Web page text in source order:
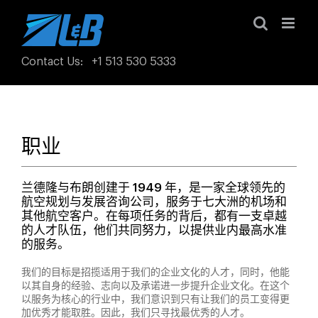
content
Contact Us: +1 513 530 5333
职业
兰德隆与布朗创建于 1949 年，是一家全球领先的
航空规划与发展咨询公司，服务于七大洲的机场和
其他航空客户。在每项任务的背后，都有一支卓越
的人才队伍，他们共同努力，以提供业内最高水准
的服务。
我们的目标是招揽适用于我们的企业文化的人才，同时，他能
以其自身的经验、志向以及承诺进一步提升企业文化。在这个
以服务为核心的行业中，我们意识到只有让我们的员工变得更
加优秀才能取胜。因此，我们只寻找最优秀的人才。